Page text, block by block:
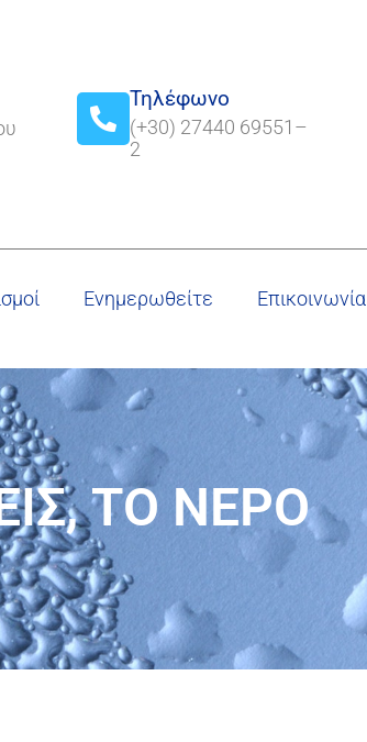
Τηλέφωνο
(+30) 27440 69551–
2
Ενημερωθείτε Επικοινωνία
,ΤΟ ΝΕΡΟ